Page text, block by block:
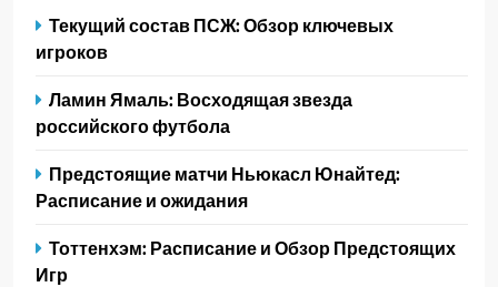
Текущий состав ПСЖ: Обзор ключевых
игроков
Ламин Ямаль: Восходящая звезда
российского футбола
Предстоящие матчи Ньюкасл Юнайтед:
Расписание и ожидания
Тоттенхэм: Расписание и Обзор Предстоящих
Игр